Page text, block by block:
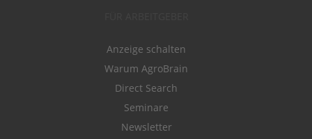
Anzeige schalten
Warum AgroBrain
Direct Search
Seminare
Newsletter